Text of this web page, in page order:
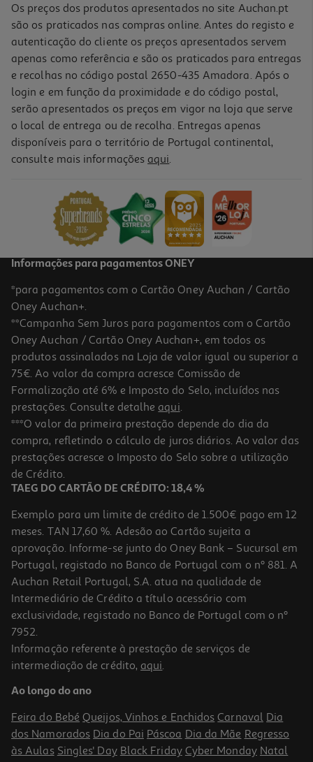
-40%
Sidra Bandida Maçã Lata 0.33l (sdr)
Price reduced from
+0,10 € Depósito
-40%
Sidra Bandida Do Pomar Frutos Verm. Lata 0.33l(sdr)
2.7 €/Lt
Price reduced from
1,49 €to
0,89 €
Promoção
-22%
Sidra Somersby Lata 0.50l (sdr)
2.58 €/Lt
1,29 €
+0,10 € Depósito
Os preços dos produtos apresentados no site Auchan.pt
são os praticados nas compras online. Antes do registo e
autenticação do cliente os preços apresentados servem
apenas como referência e são os praticados para entregas
e recolhas no código postal 2650-435 Amadora. Após o
login e em função da proximidade e do código postal,
serão apresentados os preços em vigor na loja que serve
o local de entrega ou de recolha. Entregas apenas
disponíveis para o território de Portugal continental,
consulte mais informações aqui.
Informações para pagamentos ONEY
*para pagamentos com o Cartão Oney Auchan / Cartão
Oney Auchan+.
**Campanha Sem Juros para pagamentos com o Cartão
Oney Auchan / Cartão Oney Auchan+, em todos os
produtos assinalados na Loja de valor igual ou superior a
75€. Ao valor da compra acresce Comissão de
Formalização até 6% e Imposto do Selo, incluídos nas
prestações. Consulte detalhe aqui.
***O valor da primeira prestação depende do dia da
compra, refletindo o cálculo de juros diários. Ao valor das
prestações acresce o Imposto do Selo sobre a utilização
de Crédito.
TAEG DO CARTÃO DE CRÉDITO: 18,4 %
Exemplo para um limite de crédito de 1.500€ pago em 12
meses. TAN 17,60 %. Adesão ao Cartão sujeita a
aprovação. Informe-se junto do Oney Bank – Sucursal em
Portugal, registado no Banco de Portugal com o nº 881. A
Auchan Retail Portugal, S.A. atua na qualidade de
Intermediário de Crédito a título acessório com
exclusividade, registado no Banco de Portugal com o nº
7952.
Informação referente à prestação de serviços de
intermediação de crédito, aqui.
Ao longo do ano
Feira do Bebé Queijos, Vinhos e Enchidos Carnaval Dia
dos Namorados Dia do Pai Páscoa Dia da Mãe Regresso
às Aulas Singles' Day Black Friday Cyber Monday Natal